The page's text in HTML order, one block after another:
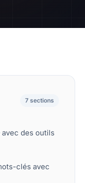
7 sections
avec des outils
clés avec